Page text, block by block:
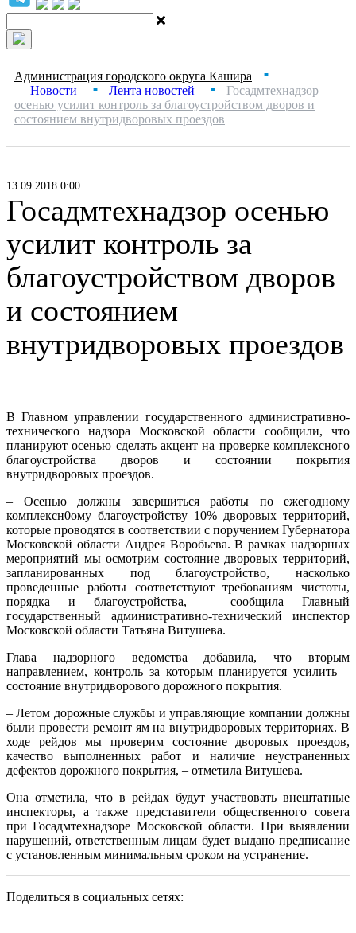
Администрация городского округа Кашира ■
Новости ■ Лента новостей ■
Госадмтехнадзор
осенью усилит контроль за благоустройством дворов и
состоянием внутридворовых проездов
13.09.2018 0:00
Госадмтехнадзор осенью
усилит контроль за
благоустройством дворов
и состоянием
внутридворовых проездов
В Главном управлении государственного административно-
технического надзора Московской области сообщили, что
планируют осенью сделать акцент на проверке комплексного
благоустройства дворов и состоянии покрытия
внутридворовых проездов.
– Осенью должны завершиться работы по ежегодному
комплексн0ому благоустройству 10% дворовых территорий,
которые проводятся в соответствии с поручением Губернатора
Московской области Андрея Воробьева. В рамках надзорных
мероприятий мы осмотрим состояние дворовых территорий,
запланированных под благоустройство, насколько
проведенные работы соответствуют требованиям чистоты,
порядка и благоустройства, – сообщила Главный
государственный административно-технический инспектор
Московской области Татьяна Витушева.
Глава надзорного ведомства добавила, что вторым
направлением, контроль за которым планируется усилить –
состояние внутридворового дорожного покрытия.
– Летом дорожные службы и управляющие компании должны
были провести ремонт ям на внутридворовых территориях. В
ходе рейдов мы проверим состояние дворовых проездов,
качество выполненных работ и наличие неустраненных
дефектов дорожного покрытия, – отметила Витушева.
Она отметила, что в рейдах будут участвовать внештатные
инспекторы, а также представители общественного совета
при Госадмтехнадзоре Московской области. При выявлении
нарушений, ответственным лицам будет выдано предписание
с установленным минимальным сроком на устранение.
Поделиться в социальных сетях: